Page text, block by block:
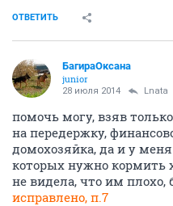
ОТВЕТИТЬ
БагираОксана
junior
28 июля 2014 Lnata
помочь могу, взяв
на передержку,
домохозяйка, да и у меня
которых нужно кормить
не видела, что им плохо,
исправлено, п.7